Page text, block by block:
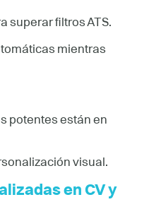
superar filtros ATS.
mientras
potentes están en
visual.
en CV y